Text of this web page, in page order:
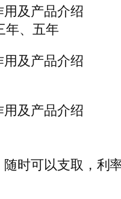
用及产品介绍
年、五年
用及产品介绍
用及产品介绍
时可以支取，利